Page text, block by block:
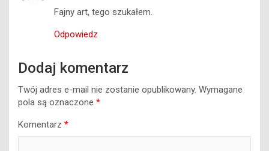
Fajny art, tego szukałem.
Odpowiedz
Dodaj komentarz
Twój adres e-mail nie zostanie opublikowany. Wymagane
pola są oznaczone *
Komentarz *